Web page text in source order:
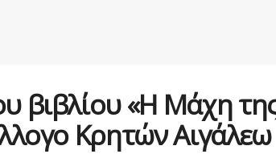
βιβλίου «Η Μάχη
Κρητών Αιγάλεω